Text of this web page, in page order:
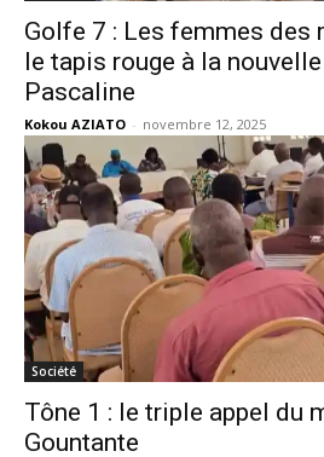
Golfe 7 : Les femmes des
le tapis rouge à la
Pascaline
Kokou AZIATO - novembre 12, 2025
Société
Tône 1 : le triple appel du
Gountante